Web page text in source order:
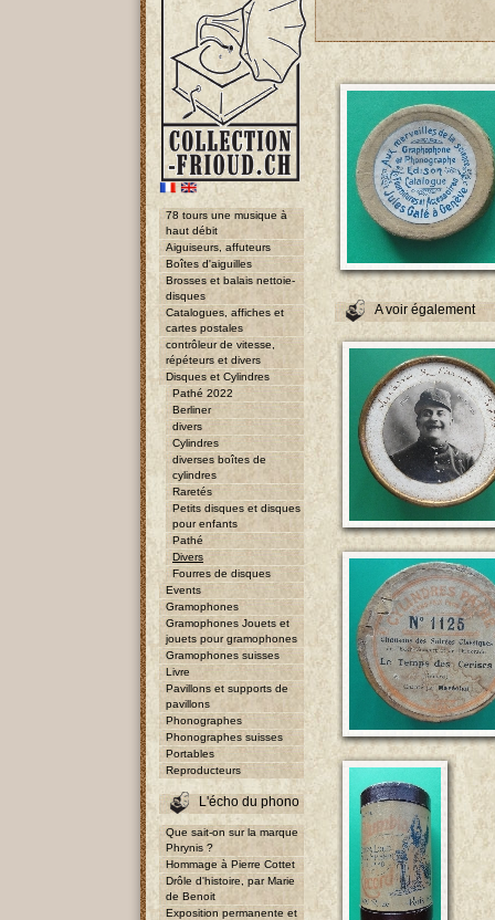
78 tours une musique à
haut débit
Aiguiseurs, affuteurs
Boîtes d'aiguilles
Brosses et balais nettoie-
disques
Catalogues, affiches et
cartes postales
contrôleur de vitesse,
répéteurs et divers
Disques et Cylindres
Pathé 2022
Berliner
divers
Cylindres
diverses boîtes de
cylindres
Raretés
Petits disques et disques
pour enfants
Pathé
Divers
Fourres de disques
Events
Gramophones
Gramophones Jouets et
jouets pour gramophones
Gramophones suisses
Livre
Pavillons et supports de
pavillons
Phonographes
Phonographes suisses
Portables
Reproducteurs
L'écho du phono
Que sait-on sur la marque
Phrynis ?
Hommage à Pierre Cottet
Drôle d'histoire, par Marie
de Benoit
Exposition permanente et
A voir également